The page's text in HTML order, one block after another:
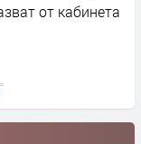
от кабинета